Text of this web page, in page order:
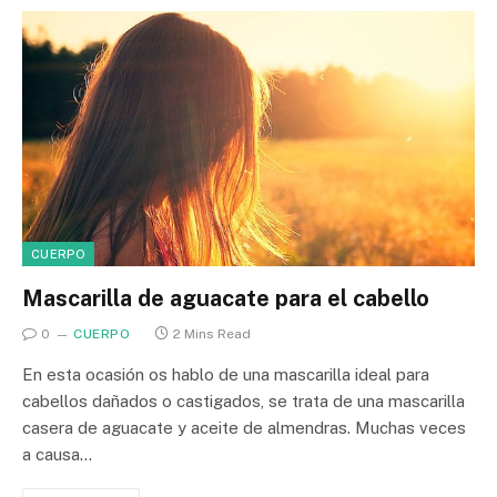
CUERPO
Mascarilla de aguacate para el cabello
0 CUERPO 2 Mins Read
En esta ocasión os hablo de una mascarilla ideal para
cabellos dañados o castigados, se trata de una mascarilla
casera de aguacate y aceite de almendras. Muchas veces
a causa…